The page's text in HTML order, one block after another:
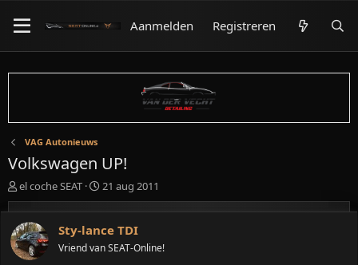
Aanmelden Registreren
VAG Autonieuws
Volkswagen UP!
O
n
d
e
r
w
el coche SEAT
S
t
a
r
21 aug 2011
Sty-lance TDI
Vriend van SEAT-Online!